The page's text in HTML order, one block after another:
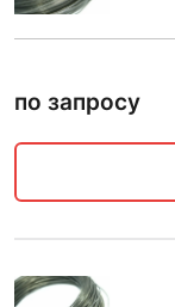
по запросу